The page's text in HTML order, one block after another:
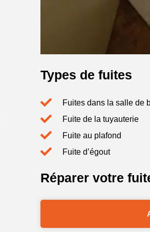
Types de fuites
Fuites dans la salle de
Fuite de la tuyauterie
Fuite au plafond
Fuite d’égout
Réparer votre